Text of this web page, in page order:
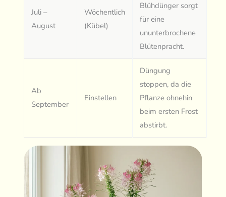
Juli –
August
Wöchentlich
(Kübel)
Blühdünger sorgt
für eine
ununterbrochene
Blütenpracht.
Ab
September
Einstellen
Düngung
stoppen, da die
Pflanze ohnehin
beim ersten Frost
abstirbt.